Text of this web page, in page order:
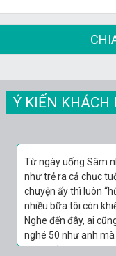
Ý KIẾN KHÁCH
Đâu hơn 10 ngày
mà “làm thật” hơn
sung sướng nhất là
Xong việc người
thắm thiết như hồi